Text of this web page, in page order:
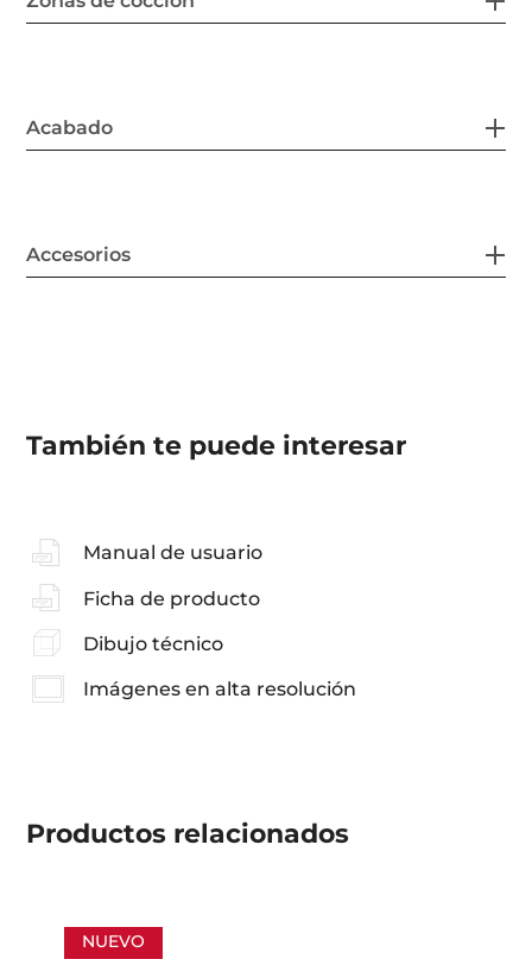
Acabado
Accesorios
También te puede interesar
Manual de usuario
Ficha de producto
Dibujo técnico
Imágenes en alta resolución
Productos relacionados
NUEVO